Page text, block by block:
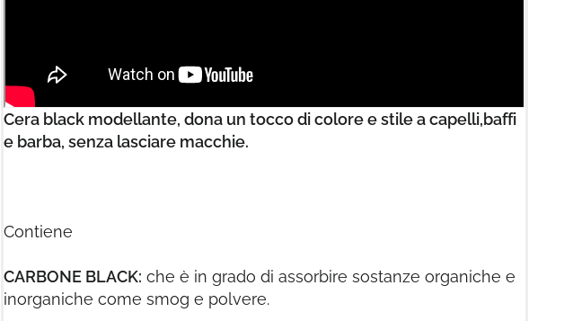
Cera black modellante, dona un tocco di colore e stile a capelli,baffi
e barba, senza lasciare macchie.
Contiene
CARBONE BLACK: che è in grado di assorbire sostanze organiche e
inorganiche come smog e polvere.